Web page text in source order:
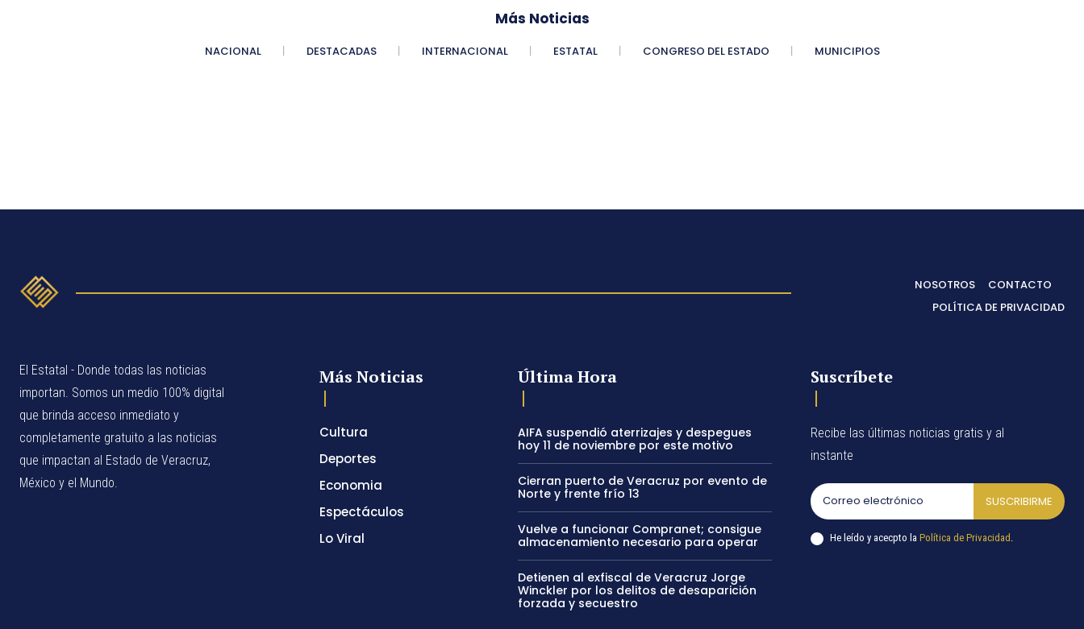
Más Noticias
NACIONAL DESTACADAS INTERNACIONAL ESTATAL CONGRESO DEL ESTADO MUNICIPIOS
NOSOTROS
CONTACTO
POLÍTICA DE PRIVACIDAD
El Estatal - Donde todas las noticias
importan. Somos un medio 100% digital
que brinda acceso inmediato y
completamente gratuito a las noticias
que impactan al Estado de Veracruz,
México y el Mundo.
Más Noticias
Cultura
Deportes
Economia
Espectáculos
Lo Viral
Última Hora
AIFA suspendió aterrizajes y despegues
hoy 11 de noviembre por este motivo
Cierran puerto de Veracruz por evento de
Norte y frente frío 13
Vuelve a funcionar Compranet; consigue
almacenamiento necesario para operar
Detienen al exfiscal de Veracruz Jorge
Winckler por los delitos de desaparición
forzada y secuestro
Suscríbete
Recibe las últimas noticias gratis y al
instante
SUSCRIBIRME
He leído y acecpto laPolítica de Privacidad .